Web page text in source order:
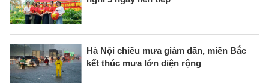
Hà Nội chiều mưa giảm dần, miền Bắc
kết thúc mưa lớn diện rộng